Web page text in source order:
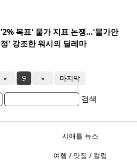
'2% 목표' 물가 지표 논쟁…'물가안
정' 강조한 워시의 딜레마
« 9 » 마지막
검색
시애틀 뉴스
여행 / 맛집 / 칼럼